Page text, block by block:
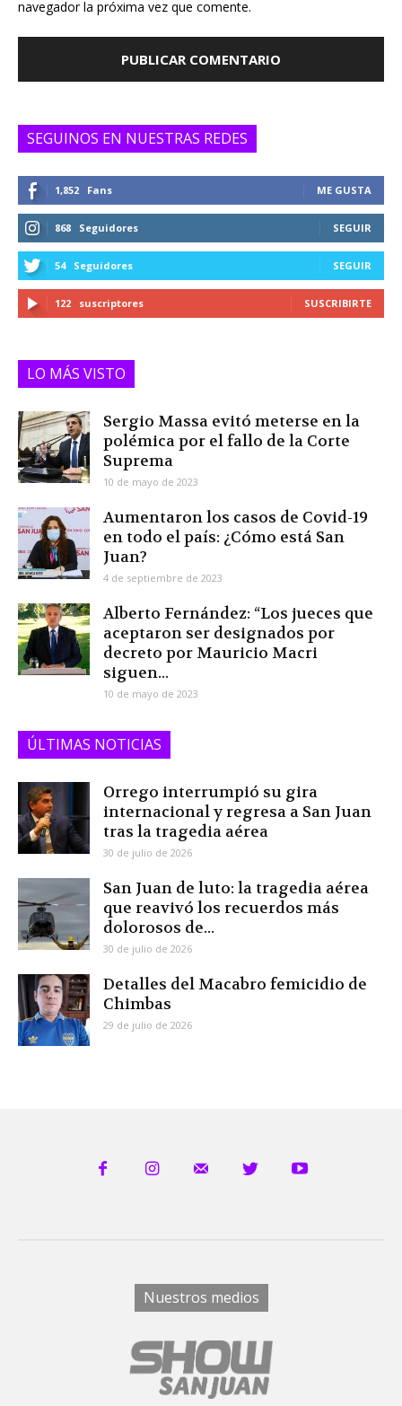
navegador la próxima vez que comente.
SEGUINOS EN NUESTRAS REDES
1,852 Fans ME GUSTA
868 Seguidores SEGUIR
54 Seguidores SEGUIR
122 suscriptores SUSCRIBIRTE
LO MÁS VISTO
Sergio Massa evitó meterse en la
polémica por el fallo de la Corte
Suprema
10 de mayo de 2023
Aumentaron los casos de Covid-19
en todo el país: ¿Cómo está San
Juan?
4 de septiembre de 2023
Alberto Fernández: “Los jueces que
aceptaron ser designados por
decreto por Mauricio Macri
siguen...
10 de mayo de 2023
ÚLTIMAS NOTICIAS
Orrego interrumpió su gira
internacional y regresa a San Juan
tras la tragedia aérea
30 de julio de 2026
San Juan de luto: la tragedia aérea
que reavivó los recuerdos más
dolorosos de...
30 de julio de 2026
Detalles del Macabro femicidio de
Chimbas
29 de julio de 2026
Nuestros medios